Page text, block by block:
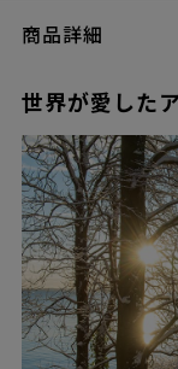
商品詳細
世界が愛した